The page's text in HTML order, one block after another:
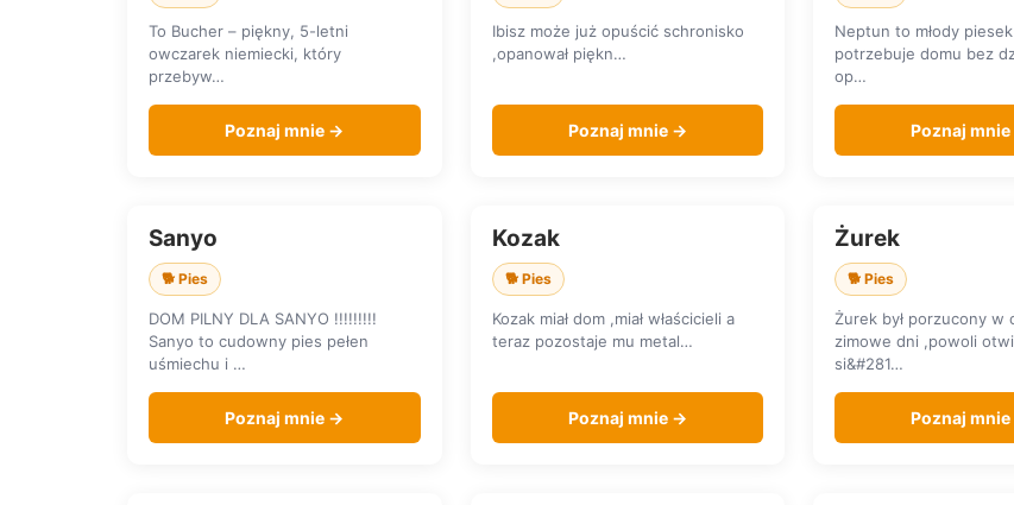
To Bucher – piękny, 5-letni
owczarek niemiecki, który
przebyw…
Poznaj mnie →
Ibisz może już opuścić schronisko
,opanował piękn…
Poznaj mnie →
Neptun to młody
potrzebuje domu bez
op…
Poznaj
SZUKA DOMU
Sanyo
🐕 Pies
DOM PILNY DLA SANYO !!!!!!!!!
Sanyo to cudowny pies pełen
uśmiechu i …
Poznaj mnie →
SZUKA DOMU
Kozak
🐕 Pies
Kozak miał dom ,miał właścicieli a
teraz pozostaje mu metal…
Poznaj mnie →
SZUKA DOMU
Żurek
🐕 Pies
Żurek był porzucony w
zimowe dni ,powoli
si&#281…
Poznaj